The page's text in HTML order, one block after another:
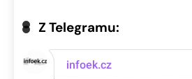
Z Telegramu: